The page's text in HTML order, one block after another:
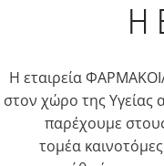
Η
Η εταιρεία
στον χώρο της Υγείας
παρέχουμε
τομέα